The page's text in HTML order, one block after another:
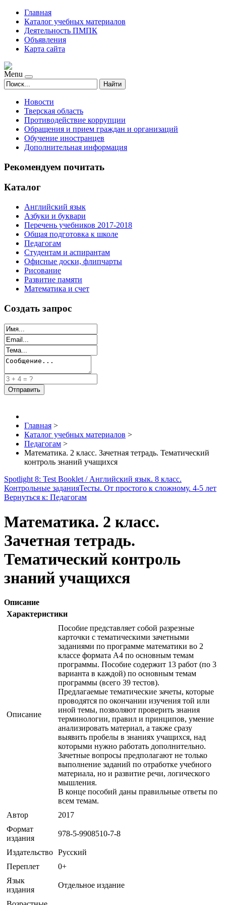
Главная
Каталог учебных материалов
Деятельность ПМПК
Объявления
Карта сайта
Menu
Найти
Новости
Тверская область
Противодействие коррупции
Обращения и прием граждан и организаций
Обучение иностранцев
Дополнительная информация
Рекомендуем почитать
Каталог
Английский язык
Азбуки и буквари
Перечень учебников 2017-2018
Общая подготовка к школе
Педагогам
Студентам и аспирантам
Офисные доски, флипчарты
Рисование
Развитие памяти
Математика и счет
Создать запрос
Главная >
Каталог учебных материалов >
Педагогам >
Математика. 2 класс. Зачетная тетрадь. Тематический
контроль знаний учащихся
Spotlight 8: Test Booklet / Английский язык. 8 класс.
Контрольные заданияТесты. От простого к сложному. 4-5 лет
Вернуться к: Педагогам
Математика. 2 класс.
Зачетная тетрадь.
Тематический контроль
знаний учащихся
Описание
Характеристики
Описание
Пособие представляет собой разрезные
карточки с тематическими зачетными
заданиями по программе математики во 2
классе формата А4 по основным темам
программы. Пособие содержит 13 работ (по 3
варианта в каждой) по основным темам
программы (всего 39 тестов).
Предлагаемые тематические зачеты, которые
проводятся по окончании изучения той или
иной темы, позволяют проверить знания
терминологии, правил и принципов, умение
анализировать материал, а также сразу
выявить пробелы в знаниях учащихся, над
которыми нужно работать дополнительно.
Зачетные вопросы предполагают не только
выполнение заданий по отработке учебного
материала, но и развитие речи, логического
мышления.
В конце пособий даны правильные ответы по
всем темам.
Автор
2017
Формат
издания
978-5-9908510-7-8
Издательство Русский
Переплет
0+
Язык
издания
Отдельное издание